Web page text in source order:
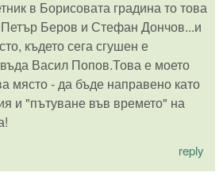
в Борисовата градина то това
Беров и Стефан Дончов...и
където сега сгушен е
Васил Попов.Това е моето
място - да бъде направено като
и "пътуване във времето" на
reply